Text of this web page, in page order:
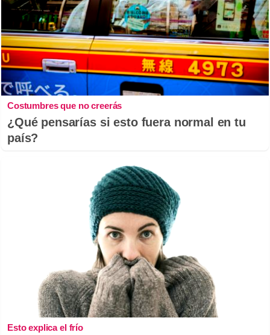
Costumbres que no creerás
¿Qué pensarías si esto fuera normal en tu
país?
Esto explica el frío